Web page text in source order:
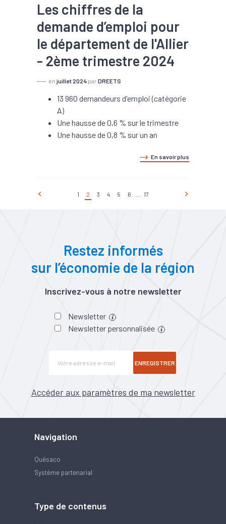
Les chiffres de la
demande d’emploi pour
le département de l'Allier
- 2ème trimestre 2024
en juillet 2024 par DREETS
13 960 demandeurs d'emploi (catégorie
A)
Une hausse de 0,6 % sur le trimestre
Une hausse de 0,8 % sur un an
En savoir plus
1 2 3 4 5 6 17
Restez informés
sur l’économie de la région
Inscrivez-vous à notre newsletter
Newsletter
Newsletter personnalisée
ENREGISTRER
Accéder aux paramètres de ma newsletter
Navigation
Quésaco
Système partenarial
Type de contenus